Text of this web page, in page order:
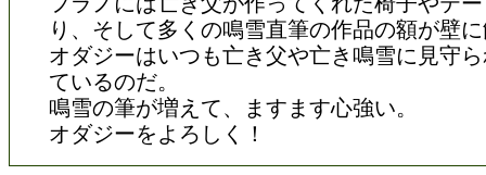
り、そして多くの鳴雪直筆の作品の額が壁
オダジーはいつも亡き父や亡き鳴雪に見守
ているのだ。
鳴雪の筆が増えて、ますます心強い。
オダジーをよろしく！